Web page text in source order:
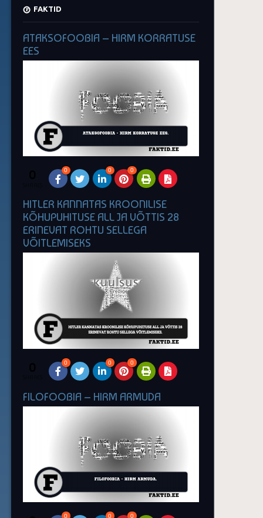
FAKTID
ATAKSOFOOBIA – HIRM KORRATUSE
EES
0 0 0 0
HITLER KANNATAS KROONILISE
KÕHUPUHITUSE ALL JA VÕTTIS 28
ERINEVAT ROHTU SELLEGA
VÕITLEMISEKS
0 0 0 0
FILOFOOBIA – HIRM ARMUDA
0 0 0